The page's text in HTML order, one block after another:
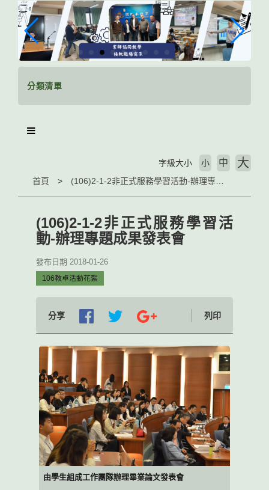
分類清單
首頁
字級大小 小 中 大
(106)2-1-2非正式服務學習活
動-辦理專題成果發表會
發布日期 2018-01-26
106教卓活動花絮
分享 列印
由學生組成工作團隊辦理畢業論文發表會